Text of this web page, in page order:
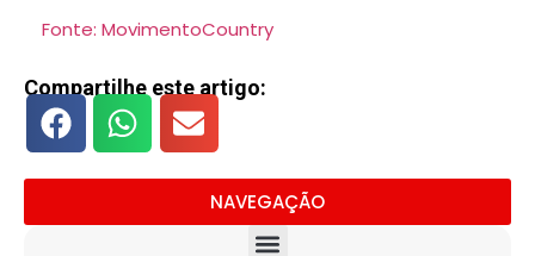
Fonte: MovimentoCountry
Compartilhe este artigo:
NAVEGAÇÃO